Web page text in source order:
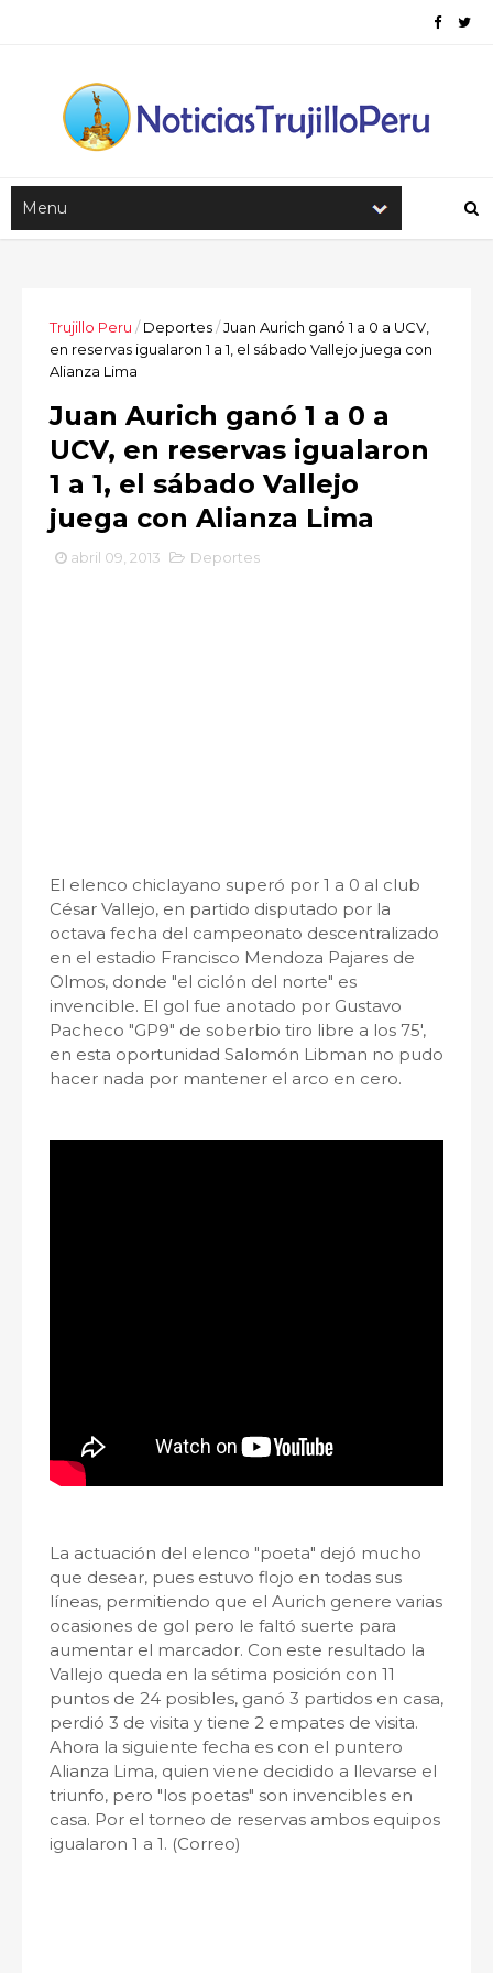
Trujillo Peru / Deportes/Juan Aurich ganó 1 a 0 a UCV,
en reservas igualaron 1 a 1, el sábado Vallejo juega con
Alianza Lima
Juan Aurich ganó 1 a 0 a
UCV, en reservas igualaron
1 a 1, el sábado Vallejo
juega con Alianza Lima
abril 09, 2013 Deportes
El elenco chiclayano superó por 1 a 0 al club
César Vallejo, en partido disputado por la
octava fecha del campeonato descentralizado
en el estadio Francisco Mendoza Pajares de
Olmos, donde "el ciclón del norte" es
invencible. El gol fue anotado por Gustavo
Pacheco "GP9" de soberbio tiro libre a los 75',
en esta oportunidad Salomón Libman no pudo
hacer nada por mantener el arco en cero.
La actuación del elenco "poeta" dejó mucho
que desear, pues estuvo flojo en todas sus
líneas, permitiendo que el Aurich genere varias
ocasiones de gol pero le faltó suerte para
aumentar el marcador. Con este resultado la
Vallejo queda en la sétima posición con 11
puntos de 24 posibles, ganó 3 partidos en casa,
perdió 3 de visita y tiene 2 empates de visita.
Ahora la siguiente fecha es con el puntero
Alianza Lima, quien viene decidido a llevarse el
triunfo, pero "los poetas" son invencibles en
casa. Por el torneo de reservas ambos equipos
igualaron 1 a 1. (Correo)